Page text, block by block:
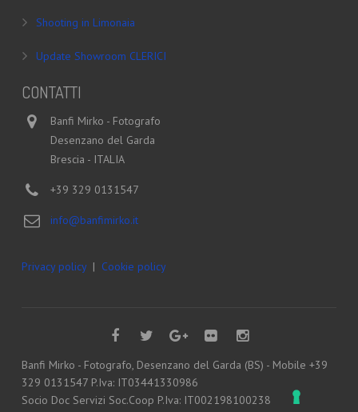
Shooting in Limonaia
Update Showroom CLERICI
CONTATTI
Banfi Mirko - Fotografo
Desenzano del Garda
Brescia - ITALIA
+39 329 0131547
info@banfimirko.it
Privacy policy| Cookie policy
Banfi Mirko - Fotografo, Desenzano del Garda (BS) - Mobile +39
329 0131547 P.Iva: IT03441330986
Socio Doc Servizi Soc.Coop P.Iva: IT002198100238